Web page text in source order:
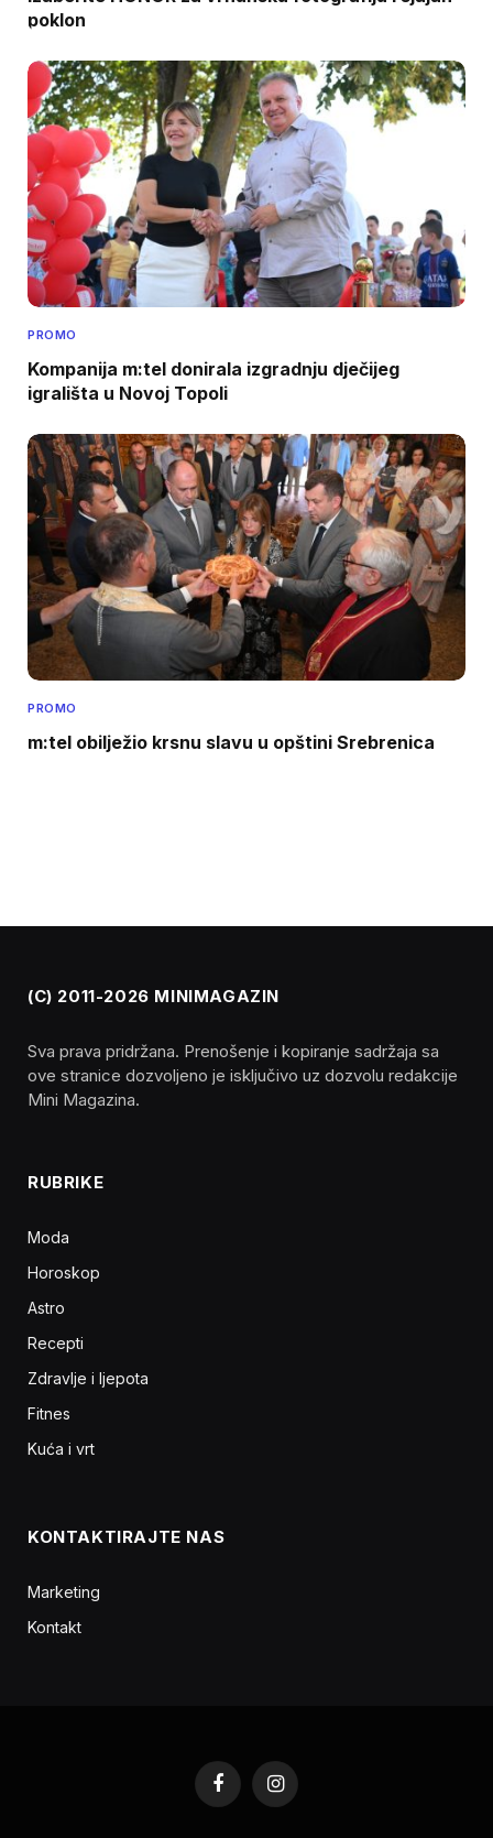
poklon
PROMO
Kompanija m:tel donirala izgradnju dječijeg
igrališta u Novoj Topoli
PROMO
m:tel obilježio krsnu slavu u opštini Srebrenica
(C) 2011-2026 MINIMAGAZIN
Sva prava pridržana. Prenošenje i kopiranje sadržaja sa
ove stranice dozvoljeno je isključivo uz dozvolu redakcije
Mini Magazina.
RUBRIKE
Moda
Horoskop
Astro
Recepti
Zdravlje i ljepota
Fitnes
Kuća i vrt
KONTAKTIRAJTE NAS
Marketing
Kontakt
FacebookInstagram